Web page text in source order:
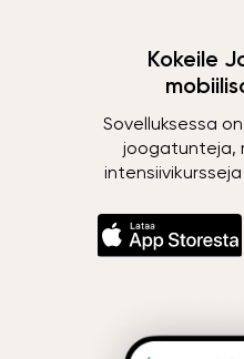
Kokeile
Sovelluksessa
joogatunteja,